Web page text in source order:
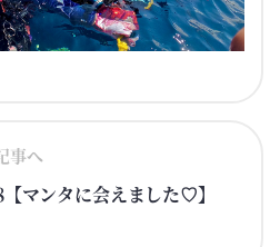
事へ
マンタに会えました♡】